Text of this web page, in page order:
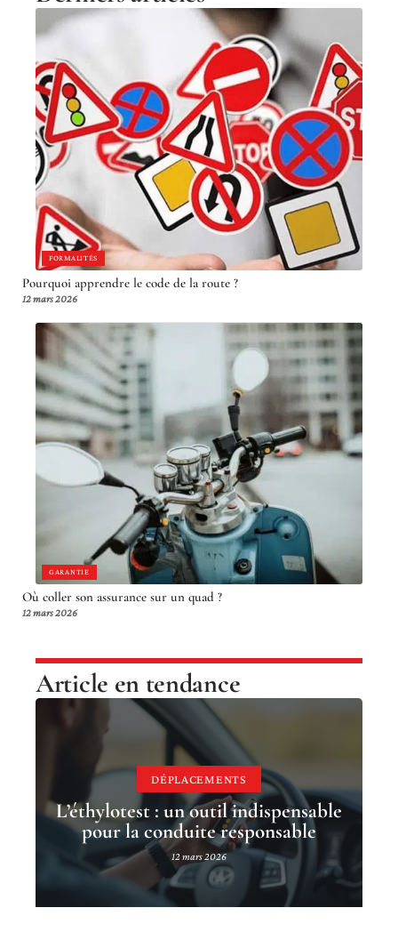
FORMALITÉS
Pourquoi apprendre le code de la route ?
12 mars 2026
GARANTIE
Où coller son assurance sur un quad ?
12 mars 2026
Article en tendance
DÉPLACEMENTS
L’éthylotest : un outil indispensable
pour la conduite responsable
12 mars 2026